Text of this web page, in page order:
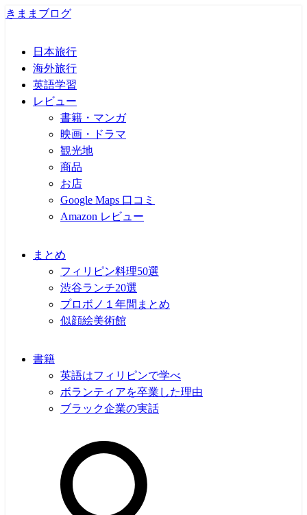
きままブログ
日本旅行
海外旅行
英語学習
レビュー
書籍・マンガ
映画・ドラマ
観光地
商品
お店
Google Maps 口コミ
Amazon レビュー
まとめ
フィリピン料理50選
渋谷ランチ20選
プロボノ１年間まとめ
似顔絵美術館
書籍
英語はフィリピンで学べ
ボランティアを卒業した理由
ブラック企業の実話